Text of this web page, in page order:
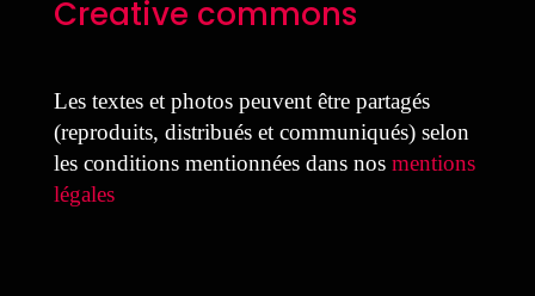
Creative commons
Les textes et photos peuvent être partagés
(reproduits, distribués et communiqués) selon
les conditions mentionnées dans nos mentions
légales